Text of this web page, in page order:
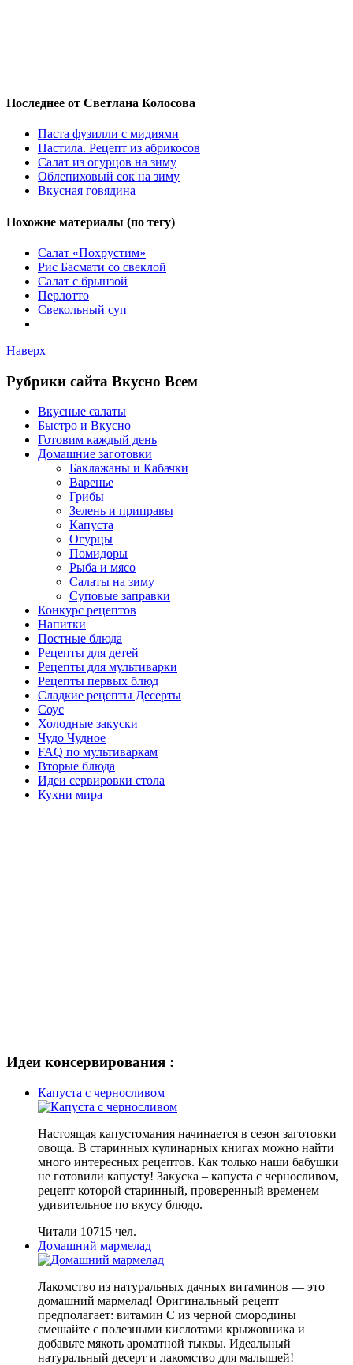
Последнее от Светлана Колосова
Паста фузилли с мидиями
Пастила. Рецепт из абрикосов
Салат из огурцов на зиму
Облепиховый сок на зиму
Вкусная говядина
Похожие материалы (по тегу)
Салат «Похрустим»
Рис Басмати со свеклой
Салат с брынзой
Перлотто
Свекольный суп
Наверх
Рубрики сайта Вкусно Всем
Вкусные салаты
Быстро и Вкусно
Готовим каждый день
Домашние заготовки
Баклажаны и Кабачки
Варенье
Грибы
Зелень и приправы
Капуста
Огурцы
Помидоры
Рыба и мясо
Салаты на зиму
Суповые заправки
Конкурс рецептов
Напитки
Постные блюда
Рецепты для детей
Рецепты для мультиварки
Рецепты первых блюд
Сладкие рецепты Десерты
Соус
Холодные закуски
Чудо Чудное
FAQ по мультиваркам
Вторые блюда
Идеи сервировки стола
Кухни мира
Идеи консервирования :
Капуста с черносливом
Настоящая капустомания начинается в сезон заготовки
овоща. В старинных кулинарных книгах можно найти
много интересных рецептов. Как только наши бабушки
не готовили капусту! Закуска – капуста с черносливом,
рецепт которой старинный, проверенный временем –
удивительное по вкусу блюдо.
Читали 10715 чел.
Домашний мармелад
Лакомство из натуральных дачных витаминов — это
домашний мармелад! Оригинальный рецепт
предполагает: витамин С из черной смородины
смешайте с полезными кислотами крыжовника и
добавьте мякоть ароматной тыквы. Идеальный
натуральный десерт и лакомство для малышей!